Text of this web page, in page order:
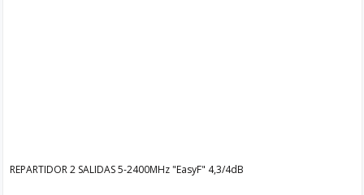
REPARTIDOR 2 SALIDAS 5-2400MHz "EasyF" 4,3/4dB